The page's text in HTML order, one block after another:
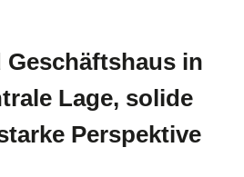
in
Lage, solide
Perspektive